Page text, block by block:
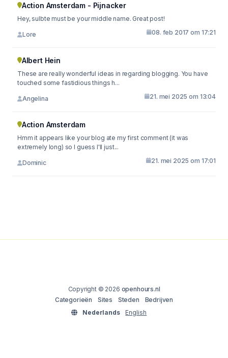
Action Amsterdam - Pijnacker
Hey, sulbte must be your middle name. Great post!
Lore 08. feb 2017 om 17:21
Albert Hein
These are really wonderful ideas in regarding blogging. You have
touched some fastidious things h...
Angelina 21. mei 2025 om 13:04
Action Amsterdam
Hmm it appears like your blog ate my first comment (it was
extremely long) so I guess I'll just...
Dominic 21. mei 2025 om 17:01
Copyright © 2026 openhours.nl
Categorieën
Sites Steden
Bedrijven
Nederlands
English